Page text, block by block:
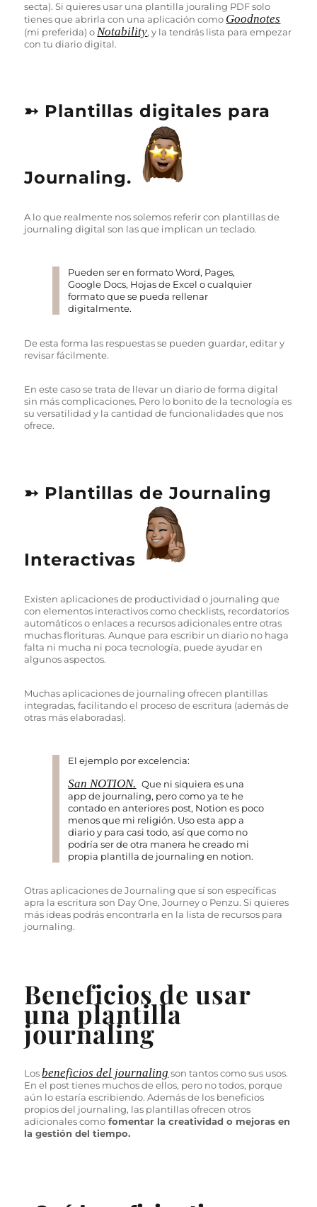
secta). Si quieres usar una plantilla jouraling PDF solo
tienes que abrirla con una aplicación como Goodnotes
(mi preferida) o Notability, y la tendrás lista para empezar
con tu diario digital.
➳ Plantillas digitales para
Journaling.
A lo que realmente nos solemos referir con plantillas de
journaling digital son las que implican un teclado.
Pueden ser en formato Word, Pages,
Google Docs, Hojas de Excel o cualquier
formato que se pueda rellenar
digitalmente.
De esta forma las respuestas se pueden guardar, editar y
revisar fácilmente.
En este caso se trata de llevar un diario de forma digital
sin más complicaciones. Pero lo bonito de la tecnología es
su versatilidad y la cantidad de funcionalidades que nos
ofrece.
➳ Plantillas de Journaling
Interactivas
Existen aplicaciones de productividad o journaling que
con elementos interactivos como checklists, recordatorios
automáticos o enlaces a recursos adicionales entre otras
muchas florituras. Aunque para escribir un diario no haga
falta ni mucha ni poca tecnología, puede ayudar en
algunos aspectos.
Muchas aplicaciones de journaling ofrecen plantillas
integradas, facilitando el proceso de escritura (además de
otras más elaboradas).
El ejemplo por excelencia:
San NOTION.
Que ni siquiera es una
app de journaling, pero como ya te he
contado en anteriores post, Notion es poco
menos que mi religión. Uso esta app a
diario y para casi todo, así que como no
podría ser de otra manera he creado mi
propia plantilla de journaling en notion.
Otras aplicaciones de Journaling que sí son específicas
apra la escritura son Day One, Journey o Penzu. Si quieres
más ideas podrás encontrarla en la lista de recursos para
journaling.
Beneficios de usar
una plantilla
journaling
Losbeneficios del journaling son tantos como sus usos.
En el post tienes muchos de ellos, pero no todos, porque
aún lo estaría escribiendo. Además de los beneficios
propios del journaling, las plantillas ofrecen otros
adicionales como fomentar la creatividad o mejoras en
la gestión del tiempo.